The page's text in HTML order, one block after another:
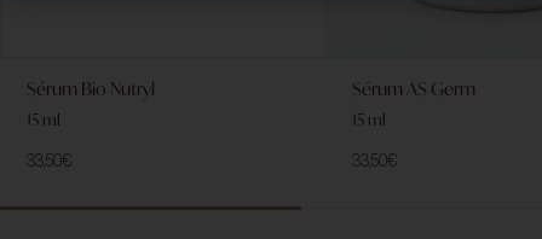
Sérum Bio Nutryl
15 ml
33,50€
Sérum AS Germ
15 ml
33,50€